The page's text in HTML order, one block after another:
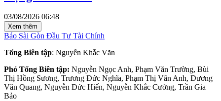
03/08/2026 06:48
Xem thêm
Báo Sài Gòn Đầu Tư Tài Chính
Tổng Biên tập: Nguyễn Khắc Văn
Phó Tổng Biên tập: Nguyễn Ngọc Anh, Phạm Văn Trường, Bùi
Thị Hồng Sương, Trương Đức Nghĩa, Phạm Thị Vân Anh, Dương
Văn Quang, Nguyễn Đức Hiển, Nguyễn Khắc Cường, Trần Gia
Bảo